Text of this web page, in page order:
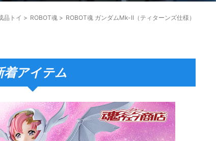
品トイ > ROBOT魂 > ROBOT魂 ガンダムMk-Ⅱ（ティターンズ仕様）
着アイテム